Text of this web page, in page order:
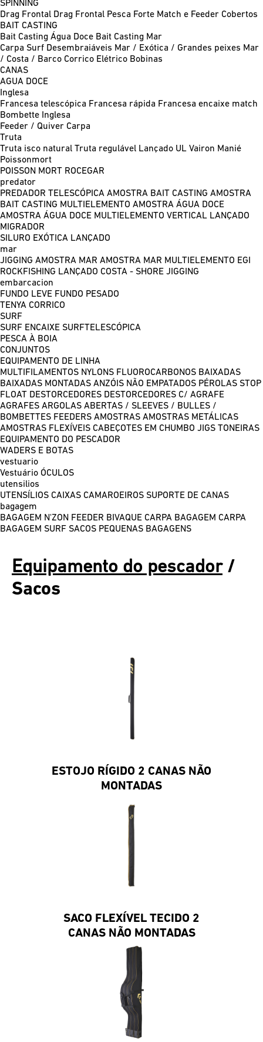
SPINNING
Drag Frontal Drag Frontal Pesca Forte Match e Feeder Cobertos
BAIT CASTING
Bait Casting Água Doce Bait Casting Mar
Carpa Surf Desembraiáveis Mar / Exótica / Grandes peixes Mar
/ Costa / Barco Corrico Elétrico Bobinas
CANAS
AGUA DOCE
Inglesa
Francesa telescópica Francesa rápida Francesa encaixe match
Bombette Inglesa
Feeder / Quiver Carpa
Truta
Truta isco natural Truta regulável Lançado UL Vairon Manié
Poissonmort
POISSON MORT ROCEGAR
predator
PREDADOR TELESCÓPICA AMOSTRA BAIT CASTING AMOSTRA
BAIT CASTING MULTIELEMENTO AMOSTRA ÁGUA DOCE
AMOSTRA ÁGUA DOCE MULTIELEMENTO VERTICAL LANÇADO
MIGRADOR
SILURO EXÓTICA LANÇADO
mar
JIGGING AMOSTRA MAR AMOSTRA MAR MULTIELEMENTO EGI
ROCKFISHING LANÇADO COSTA - SHORE JIGGING
embarcacion
FUNDO LEVE FUNDO PESADO
TENYA CORRICO
SURF
SURF ENCAIXE SURFTELESCÓPICA
PESCA À BOIA
CONJUNTOS
EQUIPAMENTO DE LINHA
MULTIFILAMENTOS NYLONS FLUOROCARBONOS BAIXADAS
BAIXADAS MONTADAS ANZÓIS NÃO EMPATADOS PÉROLAS STOP
FLOAT DESTORCEDORES DESTORCEDORES C/ AGRAFE
AGRAFES ARGOLAS ABERTAS / SLEEVES / BULLES /
BOMBETTES FEEDERS AMOSTRAS AMOSTRAS METÁLICAS
AMOSTRAS FLEXÍVEIS CABEÇOTES EM CHUMBO JIGS TONEIRAS
EQUIPAMENTO DO PESCADOR
WADERS E BOTAS
vestuario
Vestuário ÓCULOS
utensilios
UTENSÍLIOS CAIXAS CAMAROEIROS SUPORTE DE CANAS
bagagem
BAGAGEM N'ZON FEEDER BIVAQUE CARPA BAGAGEM CARPA
BAGAGEM SURF SACOS PEQUENAS BAGAGENS
Equipamento do pescador/
Sacos
ESTOJO RÍGIDO 2 CANAS NÃO
MONTADAS
SACO FLEXÍVEL TECIDO 2
CANAS NÃO MONTADAS